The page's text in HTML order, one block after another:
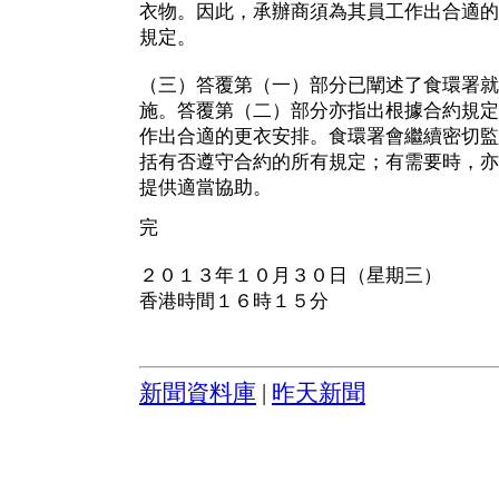
衣物。因此，承辦商須為其員工作出合適
規定。
（三）答覆第（一）部分已闡述了食環署
施。答覆第（二）部分亦指出根據合約規
作出合適的更衣安排。食環署會繼續密切
括有否遵守合約的所有規定；有需要時，
提供適當協助。
完
２０１３年１０月３０日（星期三）
香港時間１６時１５分
新聞資料庫 昨天新聞